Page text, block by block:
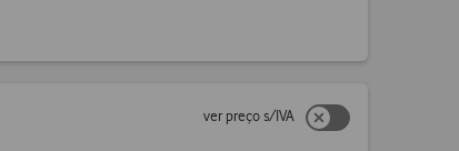
ver preço s/IVA